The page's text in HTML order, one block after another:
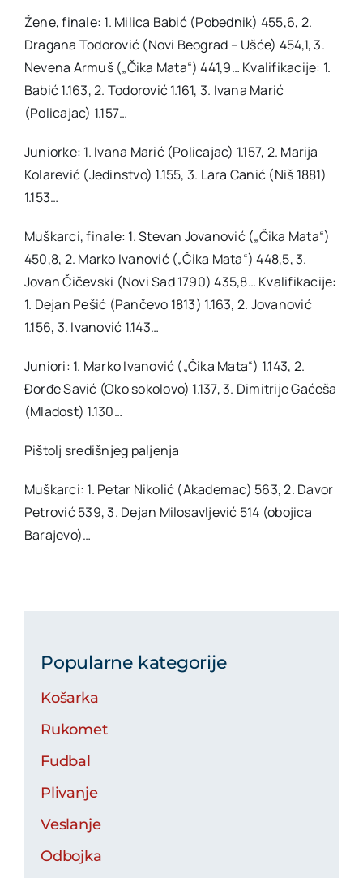
Žene, finale: 1. Milica Babić (Pobednik) 455,6, 2.
Dragana Todorović (Novi Beograd – Ušće) 454,1, 3.
Nevena Armuš („Čika Mata“) 441,9… Kvalifikacije: 1.
Babić 1.163, 2. Todorović 1.161, 3. Ivana Marić
(Policajac) 1.157…
Juniorke: 1. Ivana Marić (Policajac) 1.157, 2. Marija
Kolarević (Jedinstvo) 1.155, 3. Lara Canić (Niš 1881)
1.153…
Muškarci, finale: 1. Stevan Jovanović („Čika Mata“)
450,8, 2. Marko Ivanović („Čika Mata“) 448,5, 3.
Jovan Čičevski (Novi Sad 1790) 435,8… Kvalifikacije:
1. Dejan Pešić (Pančevo 1813) 1.163, 2. Jovanović
1.156, 3. Ivanović 1.143…
Juniori: 1. Marko Ivanović („Čika Mata“) 1.143, 2.
Đorđe Savić (Oko sokolovo) 1.137, 3. Dimitrije Gaćeša
(Mladost) 1.130…
Pištolj središnjeg paljenja
Muškarci: 1. Petar Nikolić (Akademac) 563, 2. Davor
Petrović 539, 3. Dejan Milosavljević 514 (obojica
Barajevo)…
Popularne kategorije
Košarka
Rukomet
Fudbal
Plivanje
Veslanje
Odbojka